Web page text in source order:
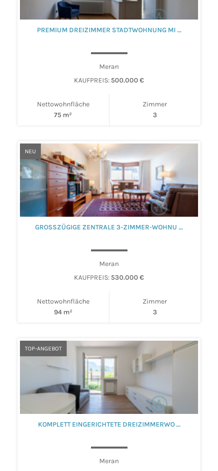
PREMIUM DREIZIMMER STADTWOHNUNG MI ...
Meran
KAUFPREIS: 500.000 €
Nettowohnfläche
75 m²
Zimmer
3
NEU
GROSSZÜGIGE ZENTRALE 3-ZIMMER-WOHNU ...
Meran
KAUFPREIS: 530.000 €
Nettowohnfläche
94 m²
Zimmer
3
TOP-ANGEBOT
KOMPLETT EINGERICHTETE DREIZIMMERWO ...
Meran